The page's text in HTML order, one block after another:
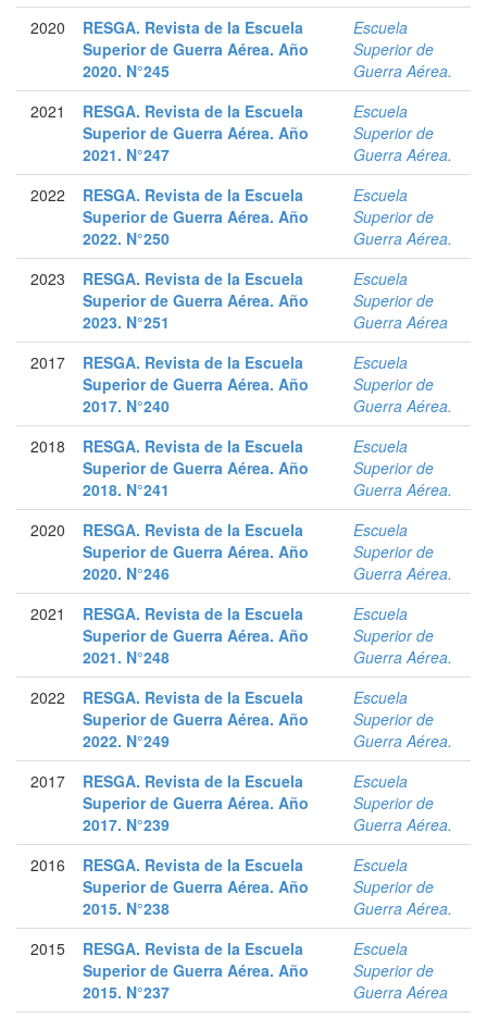
2020
RESGA. Revista de la Escuela
Superior de Guerra Aérea. Año
2020. N°245
Escuela
Superior de
Guerra Aérea.
2021
RESGA. Revista de la Escuela
Superior de Guerra Aérea. Año
2021. N°247
Escuela
Superior de
Guerra Aérea.
2022
RESGA. Revista de la Escuela
Superior de Guerra Aérea. Año
2022. N°250
Escuela
Superior de
Guerra Aérea.
2023
RESGA. Revista de la Escuela
Superior de Guerra Aérea. Año
2023. N°251
Escuela
Superior de
Guerra Aérea
2017
RESGA. Revista de la Escuela
Superior de Guerra Aérea. Año
2017. N°240
Escuela
Superior de
Guerra Aérea.
2018
RESGA. Revista de la Escuela
Superior de Guerra Aérea. Año
2018. N°241
Escuela
Superior de
Guerra Aérea.
2020
RESGA. Revista de la Escuela
Superior de Guerra Aérea. Año
2020. N°246
Escuela
Superior de
Guerra Aérea.
2021
RESGA. Revista de la Escuela
Superior de Guerra Aérea. Año
2021. N°248
Escuela
Superior de
Guerra Aérea.
2022
RESGA. Revista de la Escuela
Superior de Guerra Aérea. Año
2022. N°249
Escuela
Superior de
Guerra Aérea.
2017
RESGA. Revista de la Escuela
Superior de Guerra Aérea. Año
2017. N°239
Escuela
Superior de
Guerra Aérea.
2016
RESGA. Revista de la Escuela
Superior de Guerra Aérea. Año
2015. N°238
Escuela
Superior de
Guerra Aérea.
2015
RESGA. Revista de la Escuela
Superior de Guerra Aérea. Año
2015. N°237
Escuela
Superior de
Guerra Aérea